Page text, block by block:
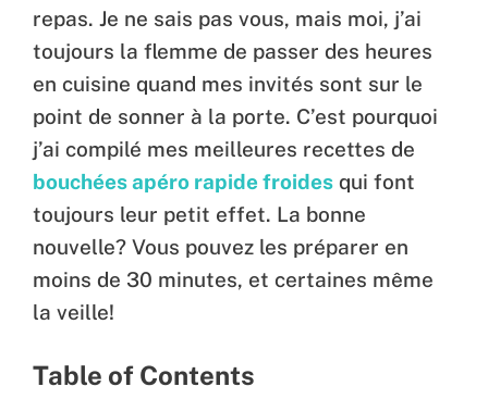
repas. Je ne sais pas vous, mais moi, j’ai
toujours la flemme de passer des heures
en cuisine quand mes invités sont sur le
point de sonner à la porte. C’est pourquoi
j’ai compilé mes meilleures recettes de
bouchées apéro rapide froides qui font
toujours leur petit effet. La bonne
nouvelle? Vous pouvez les préparer en
moins de 30 minutes, et certaines même
la veille!
Table of Contents